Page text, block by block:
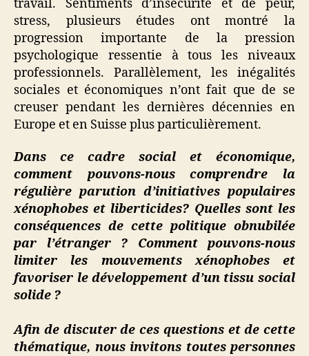
travail. Sentiments d’insécurité et de peur,
stress, plusieurs études ont montré la
progression importante de la pression
psychologique ressentie à tous les niveaux
professionnels. Parallèlement, les inégalités
sociales et économiques n’ont fait que de se
creuser pendant les dernières décennies en
Europe et en Suisse plus particulièrement.
Dans ce cadre social et économique,
comment pouvons-nous comprendre la
régulière parution d’initiatives populaires
xénophobes et liberticides? Quelles sont les
conséquences de cette politique obnubilée
par l’étranger ? Comment pouvons-nous
limiter les mouvements xénophobes et
favoriser le développement d’un tissu social
solide ?
Afin de discuter de ces questions et de cette
thématique, nous invitons toutes personnes